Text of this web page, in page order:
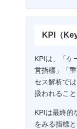
KPI（
KPIは、「ケ
営指標」「
セス解析で
扱われること
KPIは最終的
をみる指標